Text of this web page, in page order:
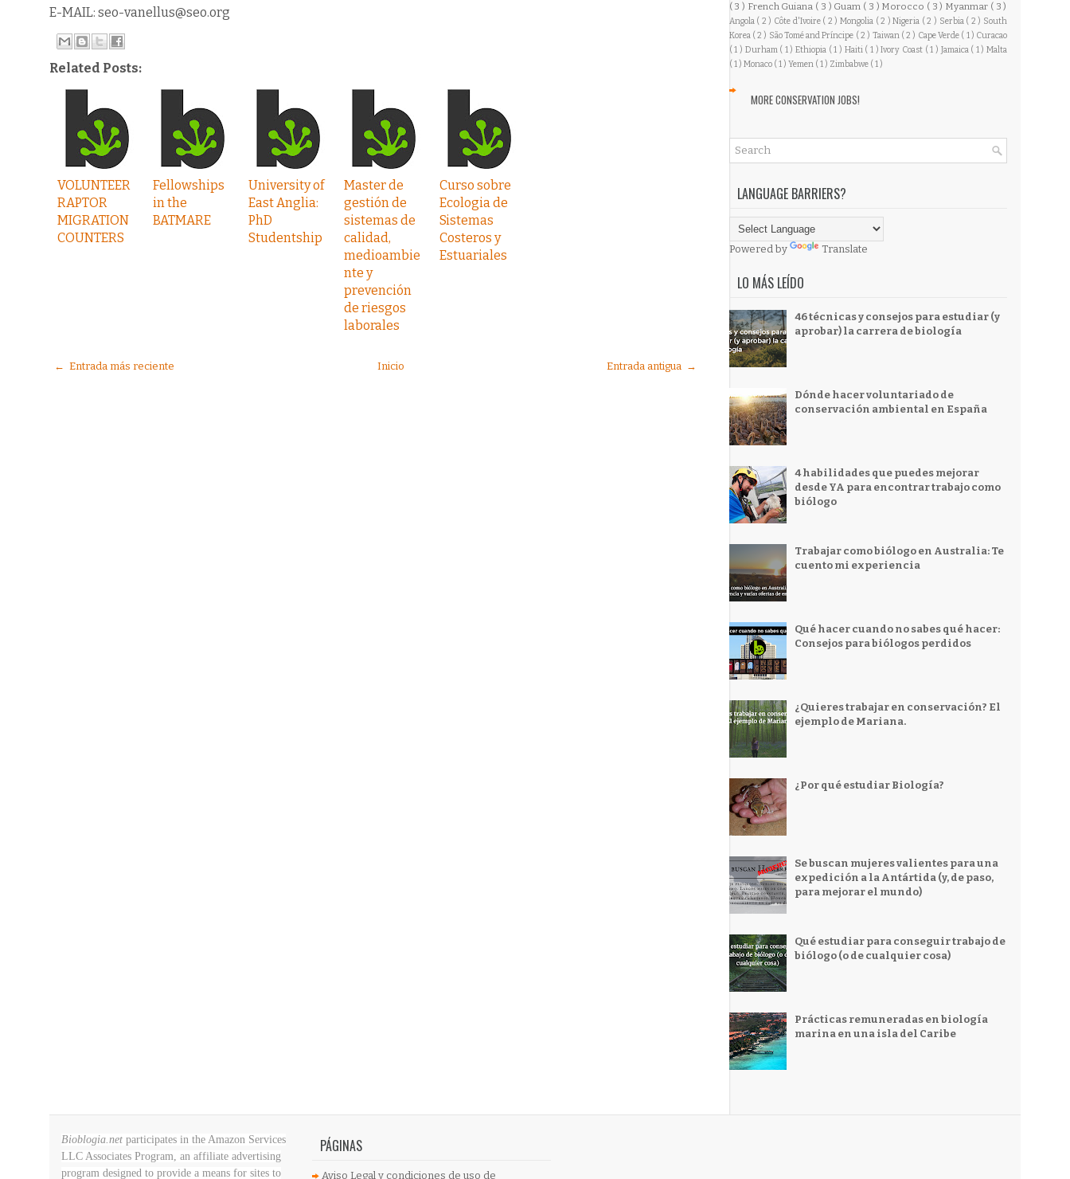
E-MAIL: seo-vanellus@seo.org
Related Posts:
VOLUNTEER
RAPTOR
MIGRATION
COUNTERS
Fellowships
in the
BATMARE
University of
East Anglia:
PhD
Studentship
Master de
gestión de
sistemas de
calidad,
medioambie
nte y
prevención
de riesgos
laborales
Curso sobre
Ecologia de
Sistemas
Costeros y
Estuariales
← Entrada más reciente Entrada antigua →
Inicio
( 3 ) French Guiana ( 3 ) Guam ( 3 ) Morocco ( 3 ) Myanmar ( 3 )
Angola ( 2 ) Côte d'Ivoire ( 2 ) Mongolia ( 2 )Nigeria ( 2 ) Serbia ( 2 ) South
Korea ( 2 ) São Tomé and Príncipe ( 2 ) Taiwan ( 2 ) Cape Verde ( 1 ) Curacao
( 1 ) Durham ( 1 )Ethiopia ( 1 ) Haiti ( 1 )Ivory Coast ( 1 ) Jamaica ( 1 )Malta
( 1 ) Monaco ( 1 ) Yemen ( 1 ) Zimbabwe ( 1 )
MORE CONSERVATION JOBS!
LANGUAGE BARRIERS?
Powered by Translate
LO MÁS LEÍDO
46 técnicas y consejos para estudiar (y
aprobar) la carrera de biología
Dónde hacer voluntariado de
conservación ambiental en España
4 habilidades que puedes mejorar
desde YA para encontrar trabajo como
biólogo
Trabajar como biólogo en Australia: Te
cuento mi experiencia
Qué hacer cuando no sabes qué hacer:
Consejos para biólogos perdidos
¿Quieres trabajar en conservación? El
ejemplo de Mariana.
¿Por qué estudiar Biología?
Se buscan mujeres valientes para una
expedición a la Antártida (y, de paso,
para mejorar el mundo)
Qué estudiar para conseguir trabajo de
biólogo (o de cualquier cosa)
Prácticas remuneradas en biología
marina en una isla del Caribe
Bioblogia.net participates in the Amazon Services
LLC Associates Program, an affiliate advertising
program designed to provide a means for sites to
PÁGINAS
Aviso Legal y condiciones de uso de